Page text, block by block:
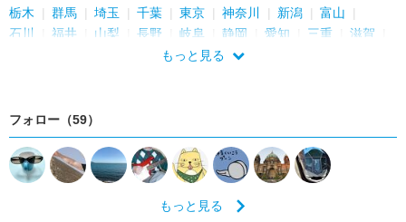
栃木
群馬 埼玉 千葉 東京 神奈川 新潟
富山
石川
福井 山梨 長野 岐阜 静岡 愛知 三重
滋賀
和歌山 鳥取
もっと見る
フォロー（59）
もっと見る